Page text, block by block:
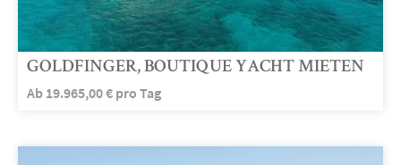
GOLDFINGER, BOUTIQUE YACHT MIETEN
Ab 19.965,00€ pro Tag